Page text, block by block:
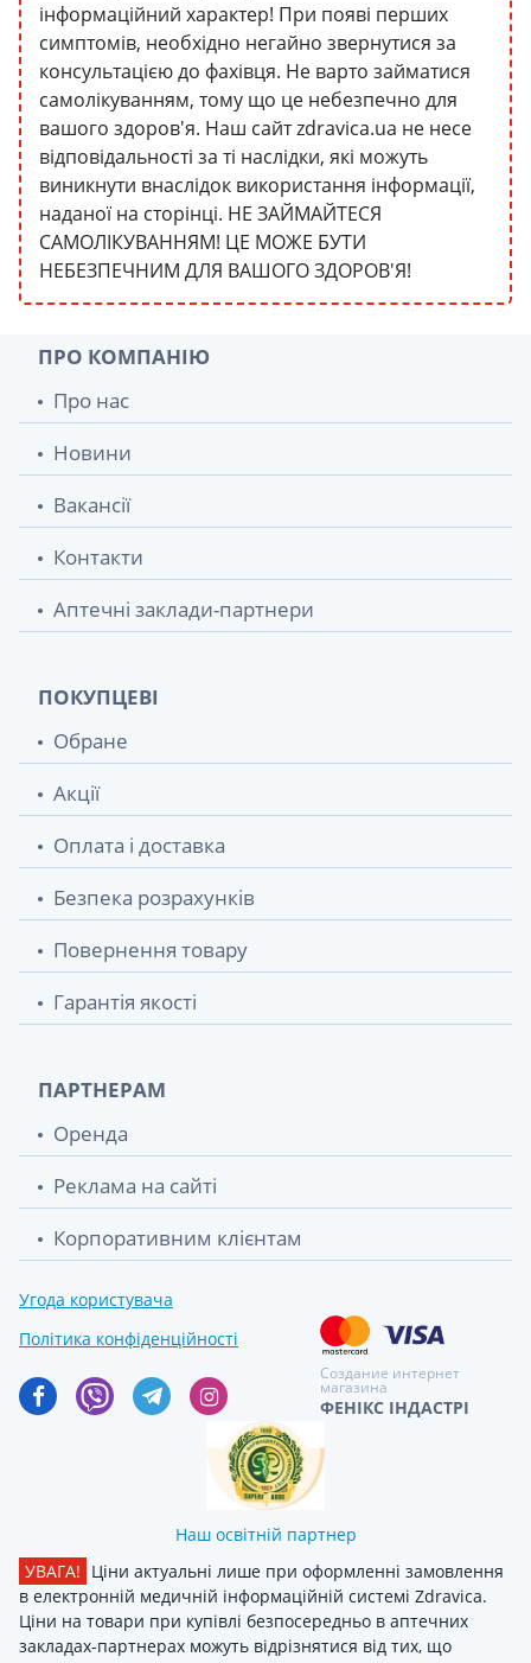
інформаційний характер! При появі перших
симптомів, необхідно негайно звернутися за
консультацією до фахівця. Не варто займатися
самолікуванням, тому що це небезпечно для
вашого здоров'я. Наш сайт zdravica.ua не несе
відповідальності за ті наслідки, які можуть
виникнути внаслідок використання інформації,
наданої на сторінці. НЕ ЗАЙМАЙТЕСЯ
САМОЛІКУВАННЯМ! ЦЕ МОЖЕ БУТИ
НЕБЕЗПЕЧНИМ ДЛЯ ВАШОГО ЗДОРОВ'Я!
ПРО КОМПАНІЮ
Про нас
Новини
Вакансії
Контакти
Аптечні заклади-партнери
ПОКУПЦЕВІ
Обране
Акції
Оплата і доставка
Безпека розрахунків
Повернення товару
Гарантія якості
ПАРТНЕРАМ
Оренда
Реклама на сайті
Корпоративним клієнтам
Угода користувача
Політика конфіденційності
Создание интернет
магазина
ФЕНІКС ІНДАСТРІ
Наш освітній партнер
УВАГА! Ціни актуальні лише при оформленні замовлення
в електронній медичній інформаційній системі Zdravica.
Ціни на товари при купівлі безпосередньо в аптечних
закладах-партнерах можуть відрізнятися від тих, що